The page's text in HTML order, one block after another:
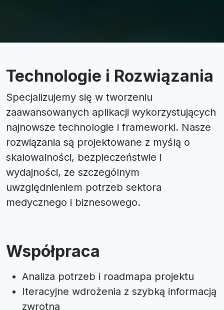
Technologie i Rozwiązania
Specjalizujemy się w tworzeniu
zaawansowanych aplikacji wykorzystujących
najnowsze technologie i frameworki. Nasze
rozwiązania są projektowane z myślą o
skalowalności, bezpieczeństwie i
wydajności, ze szczególnym
uwzględnieniem potrzeb sektora
medycznego i biznesowego.
Współpraca
Analiza potrzeb i roadmapa projektu
Iteracyjne wdrożenia z szybką informacją
zwrotną